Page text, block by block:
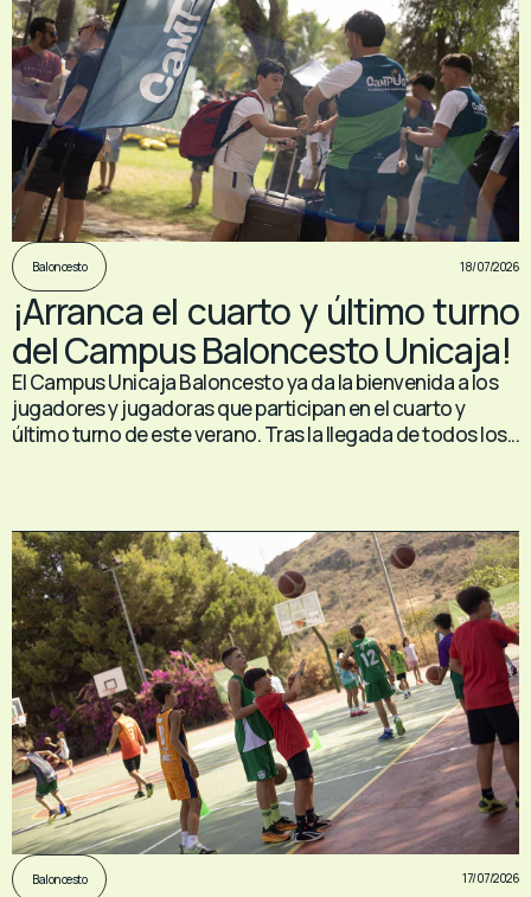
Baloncesto 18/07/2026
¡Arranca el cuarto y último turno
del Campus Baloncesto Unicaja!
El Campus Unicaja Baloncesto ya da la bienvenida a los
jugadores y jugadoras que participan en el cuarto y
último turno de este verano. Tras la llegada de todos los...
Baloncesto 17/07/2026